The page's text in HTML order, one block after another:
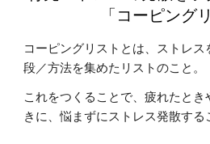
「コーピング
コーピングリストとは、ストレ
段／方法を集めたリストのこと。
これをつくることで、疲れたとき
きに、悩まずにストレス発散する